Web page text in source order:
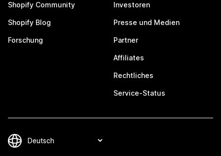
Shopify Community
Shopify Blog
Forschung
Investoren
Presse und Medien
Partner
Affiliates
Rechtliches
Service-Status